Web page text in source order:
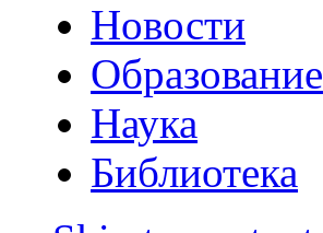
Новости
Образование
Наука
Библиотека